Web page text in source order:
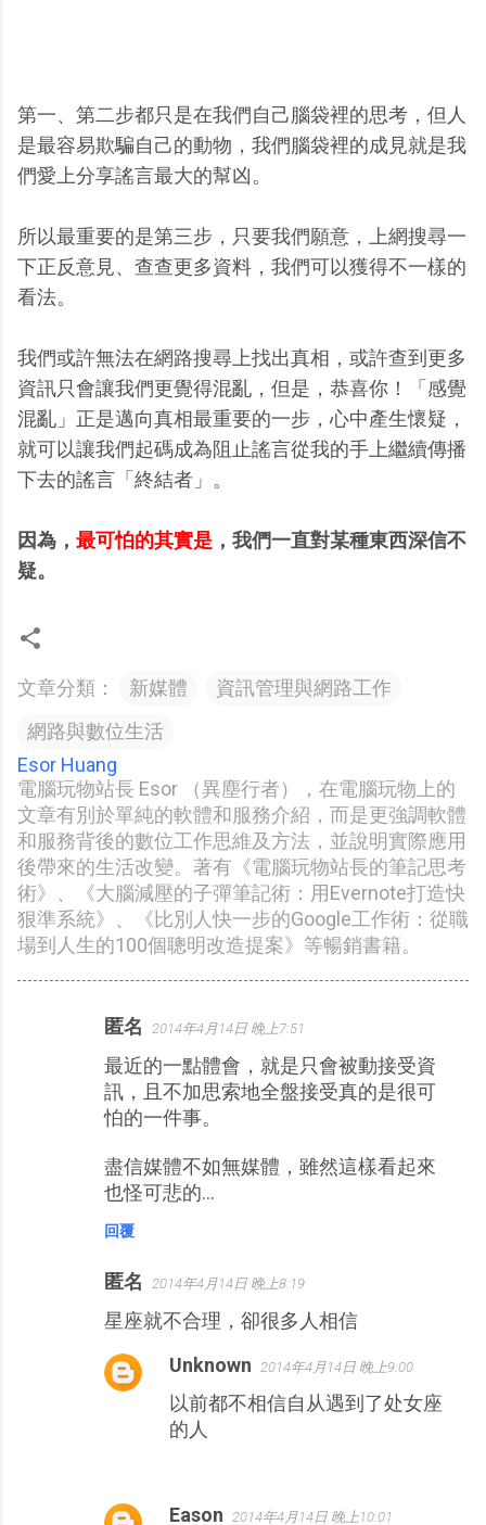
第一、第二步都只是在我們自己腦袋裡的思考，但人
是最容易欺騙自己的動物，我們腦袋裡的成見就是我
們愛上分享謠言最大的幫凶。
所以最重要的是第三步，只要我們願意，上網搜尋一
下正反意見、查查更多資料，我們可以獲得不一樣的
看法。
我們或許無法在網路搜尋上找出真相，或許查到更多
資訊只會讓我們更覺得混亂，但是，恭喜你！「感覺
混亂」正是邁向真相最重要的一步，心中產生懷疑，
就可以讓我們起碼成為阻止謠言從我的手上繼續傳播
下去的謠言「終結者」。
因為， 最可怕的其實是 ，我們一直對某種東西深信不
疑。
文章分類： 新媒體
資訊管理與網路工作
網路與數位生活
Esor Huang
電腦玩物站長 Esor （異塵行者），在電腦玩物上的
文章有別於單純的軟體和服務介紹，而是更強調軟體
和服務背後的數位工作思維及方法，並說明實際應用
後帶來的生活改變。著有《電腦玩物站長的筆記思考
術》、《大腦減壓的子彈筆記術：用Evernote打造快
狠準系統》、《比別人快一步的Google工作術：從職
場到人生的100個聰明改造提案》等暢銷書籍。
匿名 2014年4月14日 晚上7:51
最近的一點體會，就是只會被動接受資
訊，且不加思索地全盤接受真的是很可
怕的一件事。
盡信媒體不如無媒體，雖然這樣看起來
也怪可悲的...
回覆
匿名 2014年4月14日 晚上8:19
星座就不合理，卻很多人相信
Unknown 2014年4月14日 晚上9:00
以前都不相信自从遇到了处女座
的人
Eason 2014年4月14日 晚上10:01